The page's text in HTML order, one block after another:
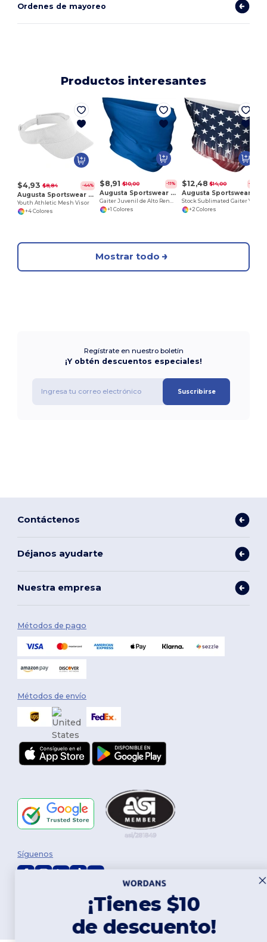
Ordenes de mayoreo
Productos interesantes
$4,93 $8,84 -44%
Augusta Sportswear 6228
Youth Athletic Mesh Visor
+4 Colores
$8,91 $10,00 -11%
Augusta Sportswear 6824
+1 Colores
$12,48 $14,00 -11%
+2 Colores
Mostrar todo
Regístrate en nuestro boletín
¡Y obtén descuentos especiales!
Suscribirse
Contáctenos
Déjanos ayudarte
Nuestra empresa
Métodos de pago
Métodos de envío
2026. Todos los derechos reservados
Términos y Condiciones |Política de personalización |Política de
Política de Cookies|
Síguenos
¡Tienes $10
de descuento!